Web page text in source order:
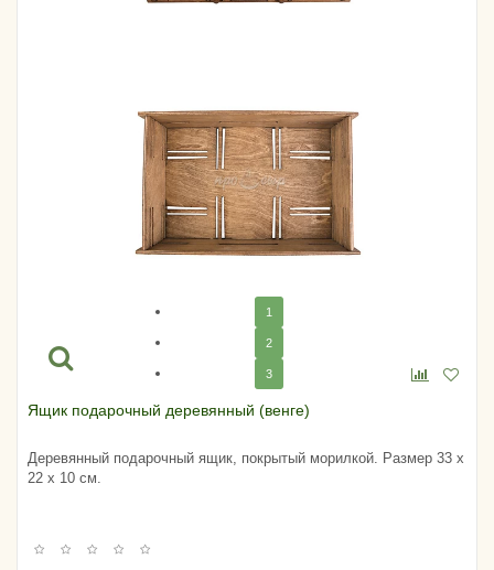
1
2
3
Ящик подарочный деревянный (венге)
Деревянный подарочный ящик, покрытый морилкой. Размер 33 х
22 х 10 см.